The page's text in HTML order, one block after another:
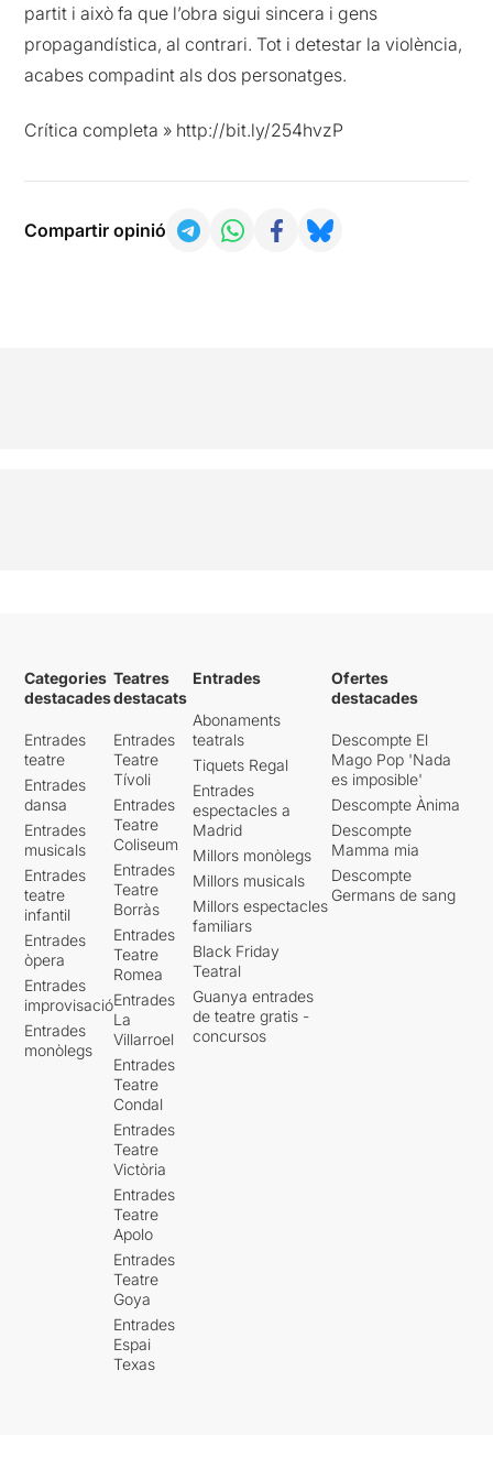
partit i això fa que l’obra sigui sincera i gens
propagandística, al contrari. Tot i detestar la violència,
acabes compadint als dos personatges.
Crítica completa » http://bit.ly/254hvzP
Compartir opinió
Categories
destacades
Entrades
teatre
Entrades
dansa
Entrades
musicals
Entrades
teatre
infantil
Entrades
òpera
Entrades
improvisació
Entrades
monòlegs
Teatres
destacats
Entrades
Teatre
Tívoli
Entrades
Teatre
Coliseum
Entrades
Teatre
Borràs
Entrades
Teatre
Romea
Entrades
La
Villarroel
Entrades
Teatre
Condal
Entrades
Teatre
Victòria
Entrades
Teatre
Apolo
Entrades
Teatre
Goya
Entrades
Espai
Texas
Entrades
Abonaments
teatrals
Tiquets Regal
Entrades
espectacles a
Madrid
Millors monòlegs
Millors musicals
Millors espectacles
familiars
Black Friday
Teatral
Guanya entrades
de teatre gratis -
concursos
Ofertes
destacades
Descompte El
Mago Pop 'Nada
es imposible'
Descompte Ànima
Descompte
Mamma mia
Descompte
Germans de sang